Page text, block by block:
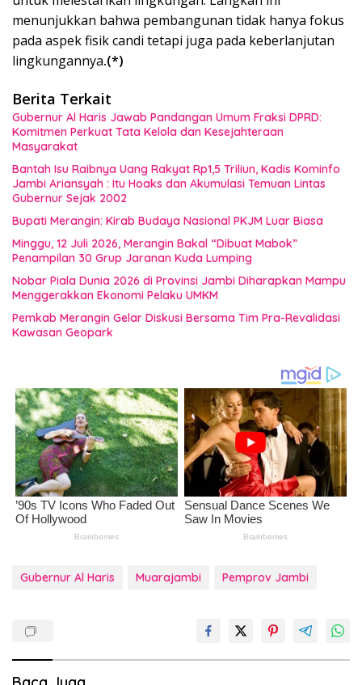
menunjukkan bahwa pembangunan tidak hanya fokus
pada aspek fisik candi tetapi juga pada keberlanjutan
lingkungannya.(*)
Berita Terkait
Gubernur Al Haris Jawab Pandangan Umum Fraksi DPRD:
Komitmen Perkuat Tata Kelola dan Kesejahteraan
Masyarakat
Bantah Isu Raibnya Uang Rakyat Rp1,5 Triliun, Kadis Kominfo
Jambi Ariansyah : Itu Hoaks dan Akumulasi Temuan Lintas
Gubernur Sejak 2002
Bupati Merangin: Kirab Budaya Nasional PKJM Luar Biasa
Minggu, 12 Juli 2026, Merangin Bakal “Dibuat Mabok”
Penampilan 30 Grup Jaranan Kuda Lumping
Nobar Piala Dunia 2026 di Provinsi Jambi Diharapkan Mampu
Menggerakkan Ekonomi Pelaku UMKM
Pemkab Merangin Gelar Diskusi Bersama Tim Pra-Revalidasi
Kawasan Geopark
Gubernur Al Haris Muarajambi Pemprov Jambi